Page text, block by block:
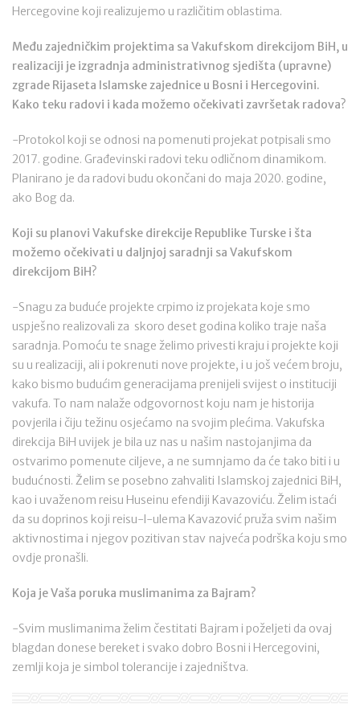
Hercegovine koji realizujemo u različitim oblastima.
Među zajedničkim projektima sa Vakufskom direkcijom BiH, u
realizaciji je izgradnja administrativnog sjedišta (upravne)
zgrade Rijaseta Islamske zajednice u Bosni i Hercegovini.
Kako teku radovi i kada možemo očekivati završetak radova?
-Protokol koji se odnosi na pomenuti projekat potpisali smo
2017. godine. Građevinski radovi teku odličnom dinamikom.
Planirano je da radovi budu okončani do maja 2020. godine,
ako Bog da.
Koji su planovi Vakufske direkcije Republike Turske i šta
možemo očekivati u daljnjoj saradnji sa Vakufskom
direkcijom BiH?
-Snagu za buduće projekte crpimo iz projekata koje smo
uspješno realizovali za skoro deset godina koliko traje naša
saradnja. Pomoću te snage želimo privesti kraju i projekte koji
su u realizaciji, ali i pokrenuti nove projekte, i u još većem broju,
kako bismo budućim generacijama prenijeli svijest o instituciji
vakufa. To nam nalaže odgovornost koju nam je historija
povjerila i čiju težinu osjećamo na svojim plećima. Vakufska
direkcija BiH uvijek je bila uz nas u našim nastojanjima da
ostvarimo pomenute ciljeve, a ne sumnjamo da će tako biti i u
budućnosti. Želim se posebno zahvaliti Islamskoj zajednici BiH,
kao i uvaženom reisu Huseinu efendiji Kavazoviću. Želim istaći
da su doprinos koji reisu-l-ulema Kavazović pruža svim našim
aktivnostima i njegov pozitivan stav najveća podrška koju smo
ovdje pronašli.
Koja je Vaša poruka muslimanima za Bajram?
-Svim muslimanima želim čestitati Bajram i poželjeti da ovaj
blagdan donese bereket i svako dobro Bosni i Hercegovini,
zemlji koja je simbol tolerancije i zajedništva.